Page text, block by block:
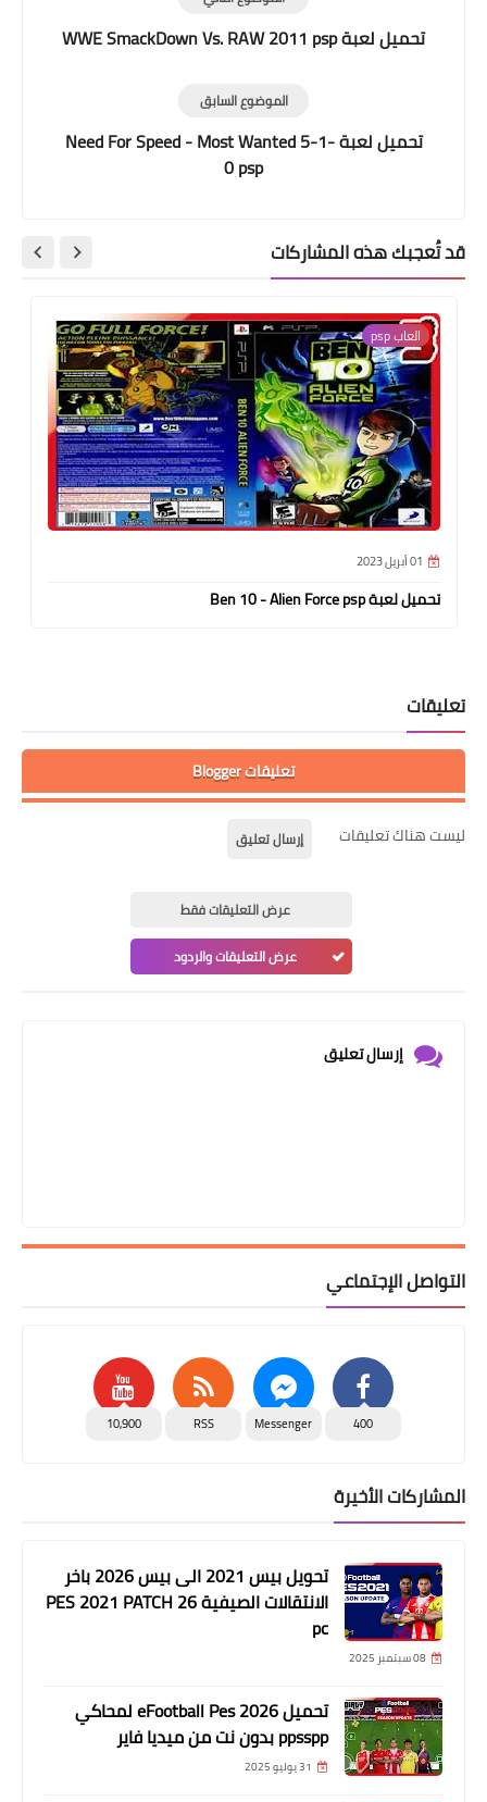
تحميل لعبة WWE SmackDown Vs. RAW 2011 psp
الموضوع السابق
تحميل لعبة Need For Speed - Most Wanted 5-1-
0 psp
قد تُعجبك هذه المشاركات
العاب psp
01 أبريل 2023
تحميل لعبة Ben 10 - Alien Force psp
تعليقات
تعليقات Blogger
ليست هناك تعليقات إرسال تعليق
عرض التعليقات فقط
عرض التعليقات والردود
إرسال تعليق
التواصل الإجتماعي
400
Messenger
RSS
10,900
المشاركات الأخيرة
تحويل بيس 2021 الى بيس 2026 باخر
الانتقالات الصيفية PES 2021 PATCH 26
pc
08 سبتمبر 2025
تحميل eFootball Pes 2026 لمحاكي
ppsspp بدون نت من ميديا فاير
31 يوليو 2025